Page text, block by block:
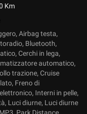
Km
Airbag testa,
Bluetooth,
Cerchi in lega,
automatico,
trazione, Cruise
Freno di
Interni in pelle,
Luci diurne, Luci diurne